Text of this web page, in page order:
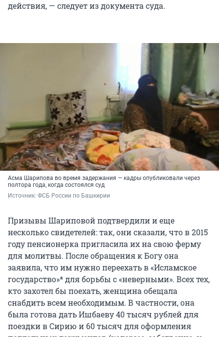
действия, — следует из документа суда.
Асма Шарипова во время задержания — кадры опубликовали через
полтора года, когда состоялся суд
Источник: ФСБ России по Башкирии
Призывы Шариповой подтвердили и еще
несколько свидетелей: так, они сказали, что в 2015
году пенсионерка пригласила их на свою ферму
для молитвы. После обращения к Богу она
заявила, что им нужно переехать в «Исламское
государство»* для борьбы с «неверными». Всех тех,
кто захотел бы поехать, женщина обещала
снабдить всем необходимым. В частности, она
была готова дать Ишбаеву 40 тысяч рублей для
поездки в Сирию и 60 тысяч для оформления